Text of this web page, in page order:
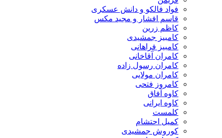
فواد فالکو و دانش عسکری
قاسم افشار و مجید مکس
کاظم زرین
کامبیز جمشیدی
کامبیز فراهانی
کامران آقاخانی
کامران رسول زاده
کامران مولایی
کامروز فتحی
کاوه آفاق
کاوه ایرانی
کلمست
کمیل احتشام
کوروش جمشیدی